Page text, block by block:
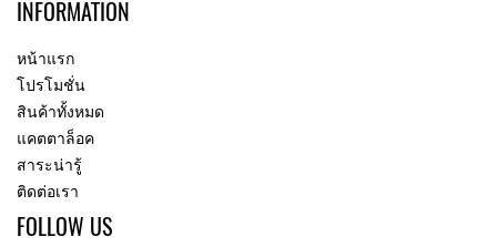
INFORMATION
หน้าแรก
โปรโมชั่น
สินค้าทั้งหมด
แคตตาล็อค
สาระน่ารู้
ติดต่อเรา
FOLLOW US